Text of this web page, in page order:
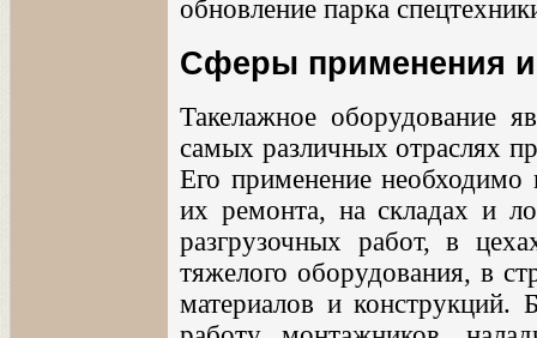
обновление парка
Сферы применения и
Такелажное оборудование
самых различных отраслях
Его применение
их ремонта, на складах и
разгрузочных работ, в
тяжелого оборудования, в
материалов и конструкций.